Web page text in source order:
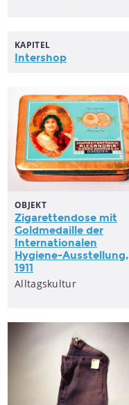
KAPITEL
Intershop
OBJEKT
Zigarettendose mit
Goldmedaille der
Internationalen
Hygiene-Ausstellung,
1911
Alltagskultur